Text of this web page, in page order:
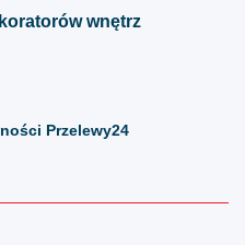
wnętrz
Przelewy24